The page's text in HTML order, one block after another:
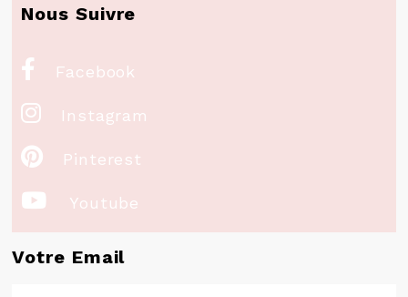
Nous Suivre
 Facebook
 Instagram
 Pinterest
 Youtube
Votre Email